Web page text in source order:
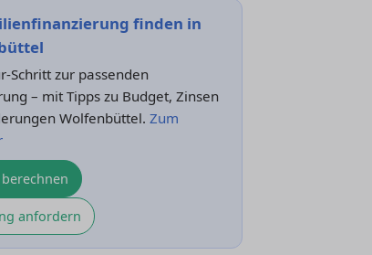
finden in
Schritt zur passenden
– mit Tipps zu Budget, Zinsen
Wolfenbüttel. Zum
berechnen
anfordern